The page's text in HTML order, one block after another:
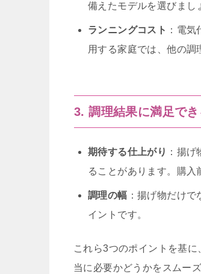
備えたモデルを選びまし
ランニングコスト ：電
用する家庭では、他の調
3. 調理結果に満足で
期待する仕上がり ：揚
ることがあります。購入
調理の幅 ：揚げ物だけ
イントです。
これら3つのポイントを基
当に必要かどうかをスムー